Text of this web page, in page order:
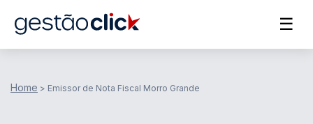
☰
Home > Emissor de Nota Fiscal Morro Grande